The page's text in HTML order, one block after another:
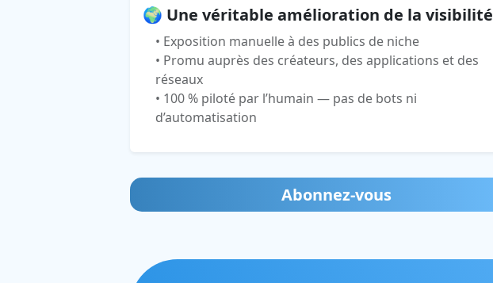
🌍 Une véritable amélioration de la visibilité
• Exposition manuelle à des publics de niche
• Promu auprès des créateurs, des applications et des
réseaux
• 100 % piloté par l’humain — pas de bots ni
d’automatisation
Abonnez-vous